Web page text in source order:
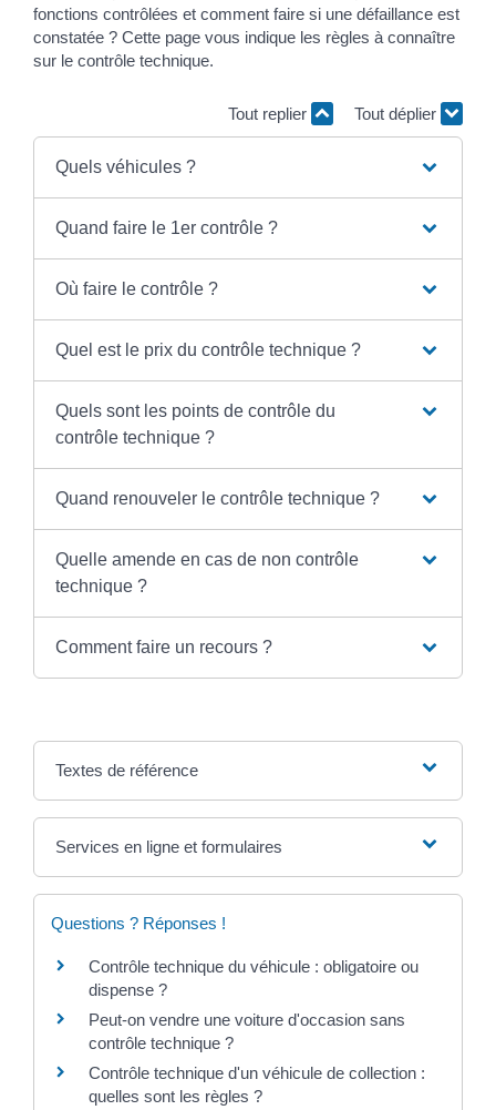
fonctions contrôlées et comment faire si une défaillance est
constatée ? Cette page vous indique les règles à connaître
sur le contrôle technique.
Tout replier Tout déplier
Quels véhicules ?
Quand faire le 1er contrôle ?
Où faire le contrôle ?
Quel est le prix du contrôle technique ?
Quels sont les points de contrôle du
contrôle technique ?
Quand renouveler le contrôle technique ?
Quelle amende en cas de non contrôle
technique ?
Comment faire un recours ?
Textes de référence
Services en ligne et formulaires
Questions ? Réponses !
Contrôle technique du véhicule : obligatoire ou
dispense ?
Peut-on vendre une voiture d'occasion sans
contrôle technique ?
Contrôle technique d'un véhicule de collection :
quelles sont les règles ?